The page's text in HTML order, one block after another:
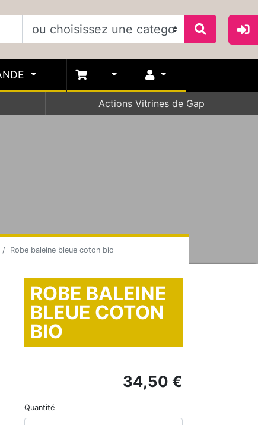
Actions Vitrines de Gap
Robe baleine bleue coton bio
ROBE BALEINE
BLEUE COTON
BIO
34,50 €
Quantité